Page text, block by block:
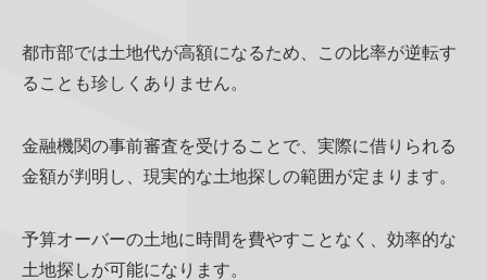
都市部では土地代が高額になるため、この比率が逆転す
ることも珍しくありません。
金融機関の事前審査を受けることで、実際に借りられる
金額が判明し、現実的な土地探しの範囲が定まります。
予算オーバーの土地に時間を費やすことなく、効率的な
土地探しが可能になります。